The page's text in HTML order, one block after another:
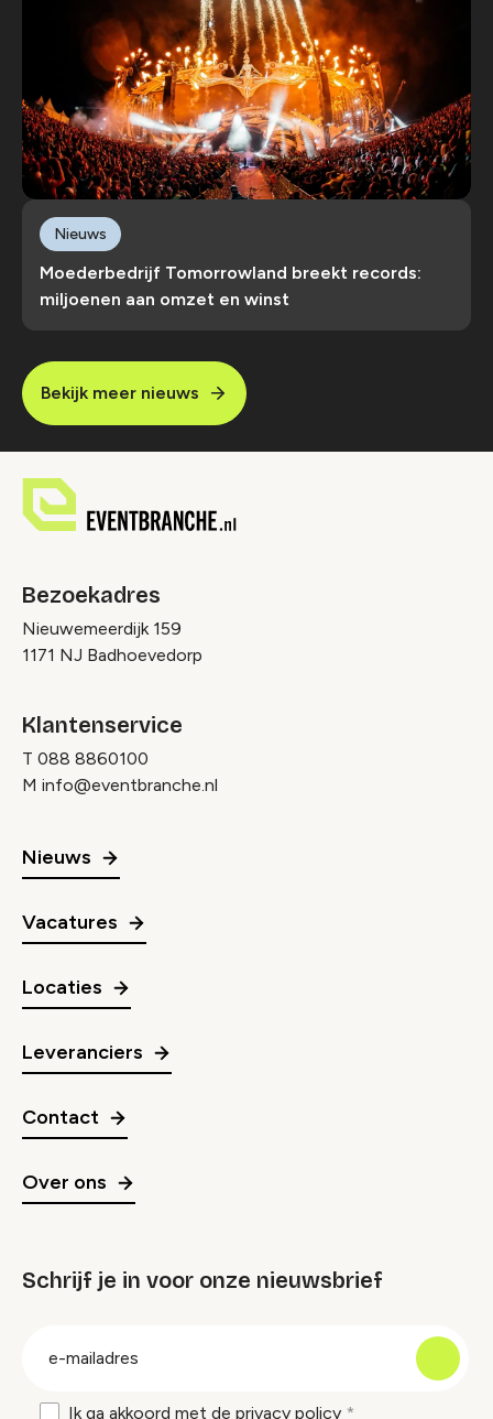
Moederbedrijf Tomorrowland breekt records:
miljoenen aan omzet en winst
Nieuws
Bekijk meer nieuws
Bezoekadres
Nieuwemeerdijk 159
1171 NJ Badhoevedorp
Klantenservice
T 088 8860100
M info@eventbranche.nl
Nieuws
Vacatures
Locaties
Leveranciers
Contact
Over ons
Schrijf je in voor onze nieuwsbrief
Ik ga akkoord met de privacy policy